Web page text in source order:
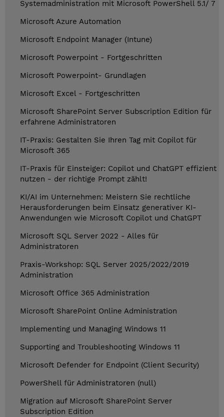
Systemadministration mit Microsoft PowerShell 5.1/ 7
Microsoft Azure Automation
Microsoft Endpoint Manager (Intune)
Microsoft Powerpoint - Fortgeschritten
Microsoft Powerpoint- Grundlagen
Microsoft Excel - Fortgeschritten
Microsoft SharePoint Server Subscription Edition für
erfahrene Administratoren
IT-Praxis: Gestalten Sie Ihren Tag mit Copilot für
Microsoft 365
IT-Praxis für Einsteiger: Copilot und ChatGPT effizient
nutzen - der richtige Prompt zählt!
KI/AI im Unternehmen: Meistern Sie rechtliche
Herausforderungen beim Einsatz generativer KI-
Anwendungen wie Microsoft Copilot und ChatGPT
Microsoft SQL Server 2022 - Alles für
Administratoren
Praxis-Workshop: SQL Server 2025/2022/2019
Administration
Microsoft Office 365 Administration
Microsoft SharePoint Online Administration
Implementing und Managing Windows 11
Supporting and Troubleshooting Windows 11
Microsoft Defender for Endpoint (Client Security)
PowerShell für Administratoren (null)
Migration auf Microsoft SharePoint Server
Subscription Edition